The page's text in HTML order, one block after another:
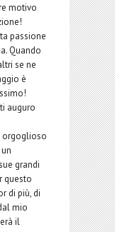
motivo
passione
Quando
se ne
è
auguro
orgoglioso
grandi
questo
di più, di
mio
il